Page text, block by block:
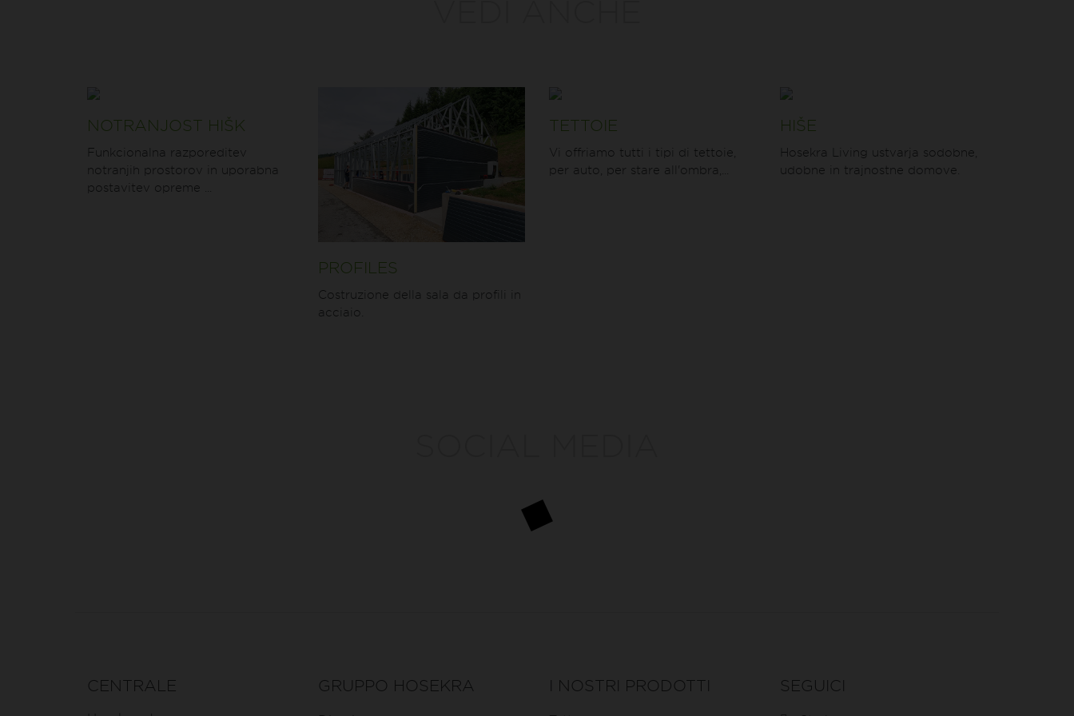
NOTRANJOST HIŠK
Funkcionalna razporeditev
notranjih prostorov in uporabna
postavitev opreme ...
PROFILES
Costruzione della sala da profili in
acciaio.
TETTOIE
Vi offriamo tutti i tipi di tettoie,
per auto, per stare all'ombra,...
HIŠE
Hosekra Living ustvarja sodobne,
udobne in trajnostne domove.
CENTRALE GRUPPO HOSEKRA I NOSTRI PRODOTTI SEGUICI